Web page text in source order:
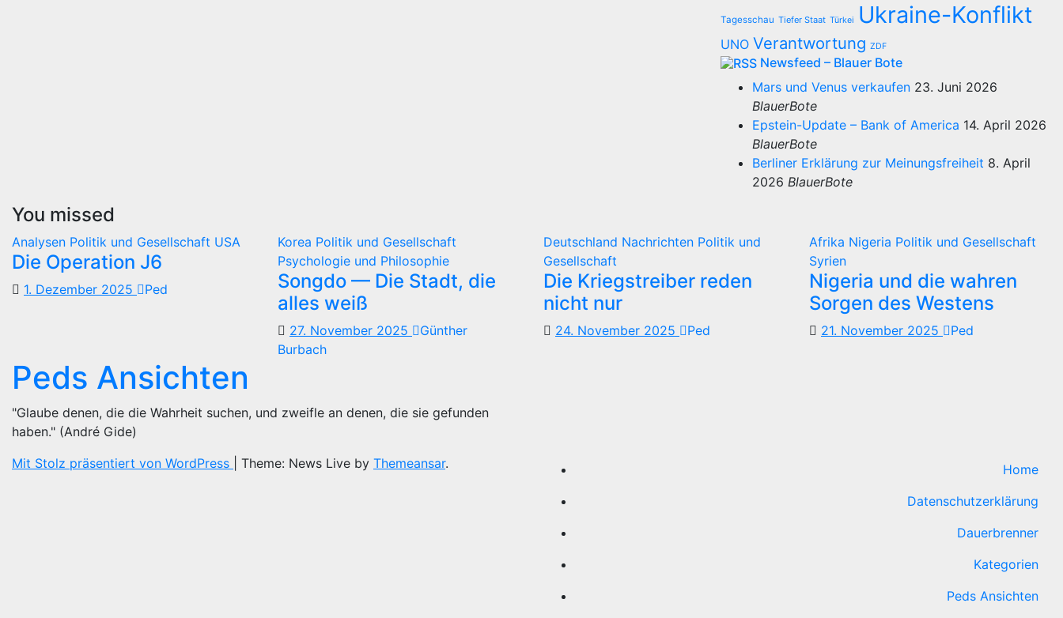
Tagesschau Tiefer Staat Türkei Ukraine-Konflikt
UNO Verantwortung ZDF
Newsfeed – Blauer Bote
Mars und Venus verkaufen 23. Juni 2026
BlauerBote
Epstein-Update – Bank of America 14. April 2026
BlauerBote
Berliner Erklärung zur Meinungsfreiheit 8. April
2026 BlauerBote
You missed
Analysen Politik und Gesellschaft USA
Die Operation J6
1. Dezember 2025 Ped
Korea Politik und Gesellschaft
Psychologie und Philosophie
Songdo — Die Stadt, die
alles weiß
27. November 2025
Günther
Burbach
Deutschland Nachrichten Politik und
Gesellschaft
Die Kriegstreiber reden
nicht nur
24. November 2025 Ped
Afrika Nigeria Politik und Gesellschaft
Syrien
Nigeria und die wahren
Sorgen des Westens
21. November 2025 Ped
Peds Ansichten
"Glaube denen, die die Wahrheit suchen, und zweifle an denen, die sie gefunden
haben." (André Gide)
Mit Stolz präsentiert von WordPress
Theme: News Live by Themeansar.
Home
Datenschutzerklärung
Dauerbrenner
Kategorien
Peds Ansichten